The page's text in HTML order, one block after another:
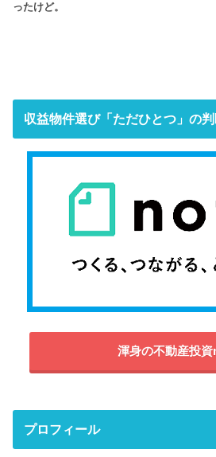
ったけど。
収益物件選び「ただひとつ」の
渾身の不動産投
プロフィール